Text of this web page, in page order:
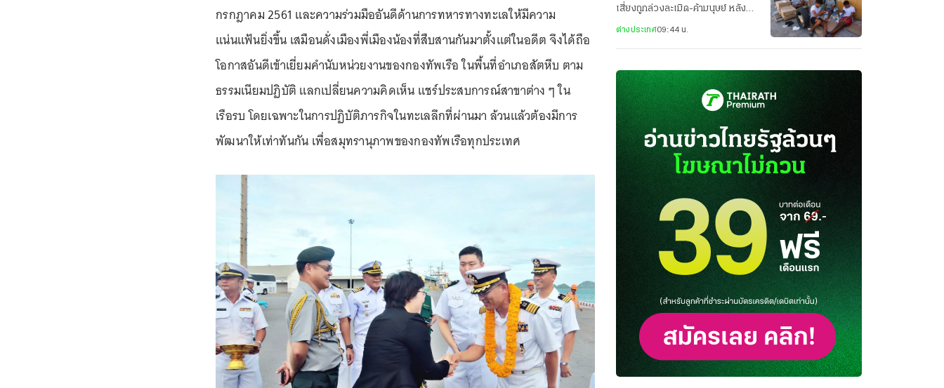
กรกฎาคม 2561 และความร่วมมืออันดีด้านการทหารทางทะเลให้มีความ
แน่นแฟ้นยิ่งขึ้น เสมือนดั่งเมืองพี่เมืองน้องที่สืบสานกันมาตั้งแต่ในอดีต จึงได้ถือ
โอกาสอันดีเข้าเยี่ยมคำนับหน่วยงานของกองทัพเรือ ในพื้นที่อำเภอสัตหีบ ตาม
ธรรมเนียมปฏิบัติ แลกเปลี่ยนความคิดเห็น แชร์ประสบการณ์สาขาต่าง ๆ ใน
เรือรบ โดยเฉพาะในการปฏิบัติภารกิจในทะเลลึกที่ผ่านมา ล้วนแล้วต้องมีการ
พัฒนาให้เท่าทันกัน เพื่อสมุทรานุภาพของกองทัพเรือทุกประเทศ
เสี่ยงถูกล่วงละเมิด-ค้ามนุษย์ หลัง
ทะลักข้ามพรมแดนสเปน
ต่างประเทศ09:44 น.